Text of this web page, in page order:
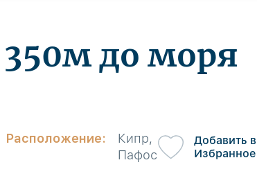
до моря
Расположение:
Кипр,
Пафос
Добавить в
Избранное